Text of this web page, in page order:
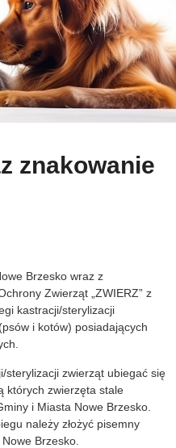
znakowanie
Brzesko wraz z
Zwierząt „ZWIERZ” z
kastracji/sterylizacji
i kotów) posiadających
sterylizacji zwierząt ubiegać się
których zwierzęta stale
i Miasta Nowe Brzesko.
należy złożyć pisemny
Brzesko.